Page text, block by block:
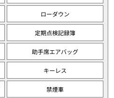
ローダウン
定期点検記録簿
助手席エアバッグ
キーレス
禁煙車